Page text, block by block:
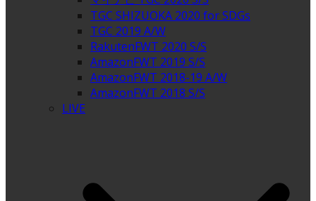
TGC SHIZUOKA 2020 for SDGs
TGC 2019 A/W
RakutenFWT 2020 S/S
AmazonFWT 2019 S/S
AmazonFWT 2018-19 A/W
AmazonFWT 2018 S/S
LIVE